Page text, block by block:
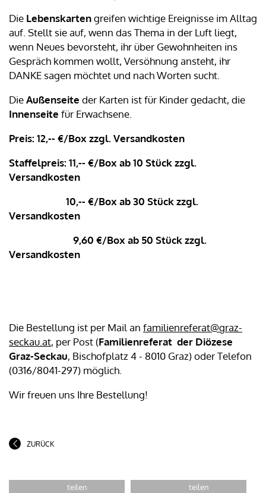
Die Lebenskartengreifen wichtige Ereignisse im Alltag
auf. Stellt sie auf, wenn das Thema in der Luft liegt,
wenn Neues bevorsteht, ihr über Gewohnheiten ins
Gespräch kommen wollt, Versöhnung ansteht, ihr
DANKE sagen möchtet und nach Worten sucht.
DieAußenseite der Karten ist für Kinder gedacht, die
Innenseite für Erwachsene.
Preis: 12,-- €/Box zzgl. Versandkosten
Staffelpreis: 11,-- €/Box ab 10 Stück zzgl.
Versandkosten
10,-- €/Box ab 30 Stück zzgl.
Versandkosten
9,60 €/Box ab 50 Stück zzgl.
Versandkosten
Die Bestellung ist per Mail an familienreferat@graz-
seckau.at, per Post (Familienreferat der Diözese
Graz-Seckau, Bischofplatz 4 - 8010 Graz) oder Telefon
(0316/8041-297) möglich.
Wir freuen uns Ihre Bestellung!
ZURÜCK